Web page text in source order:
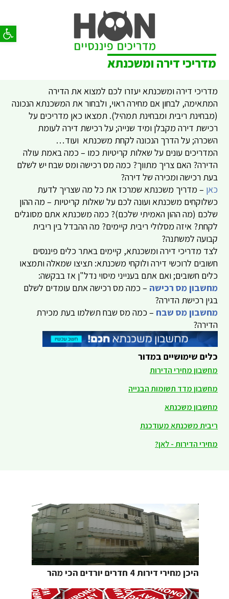
פתח
מדריכי דירה ומשכנתא
מדריכי דירה ומשכנתא יעזרו לכם למצוא את הדירה
המתאימה, לבחון אם מחירה ראוי, ולבחור את המשכנתא הנכונה
(מבחינת ריבית ומבחינת תמהיל). תמצאו כאן מדריכים על
רכישת דירה מקבלן ומיד שנייה; על רכישת דירה לעומת
השכרה; על הדרך הנכונה לקחת משכנתא ועוד…
המדריכים עונים על שאלות קריטיות כמו – כמה באמת עולה
הדירה? האם צריך מתווך? כמה מס רכישה ומס שבח יש לשלם
בעת רכישה ומכירה של דירה?
כאן – מדריך משכנתא שמרכז את כל מה שצריך לדעת
כשלוקחים משכנתא ועונה לכם על שאלות קריטיות – מה ההון
שלכם (מה ההון האמיתי שלכם)? כמה משכנתא אתם מסוגלים
לקחת? איזה מסלולי ריבית קיימים? מה ההבדל בין ריבית
קבועה למשתנה?
לצד מדריכי דירה ומשכנתא, קיימים באתר כלים פיננסים
חשובים לרוכשי דירה ולוקחי משכנתא: תציצו שמאלה ותמצאו
כלים חשובים; ואם אתם בענייני מיסוי נדל"ן אז בבקשה:
מחשבון מס רכישה – כמה מס רכישה אתם עומדים לשלם
בגין רכישת הדירה?
מחשבון מס שבח – כמה מס שבח תשלמו בעת מכירת
הדירה?
כלים שימושיים במדור
מחשבון מחירי הדירות
מחשבון מדד תשומות הבנייה
מחשבון משכנתא
ריבית משכנתא מעודכנת
מחירי הדירות - לאן?
היכן מחירי דירות 4 חדרים יורדים הכי מהר